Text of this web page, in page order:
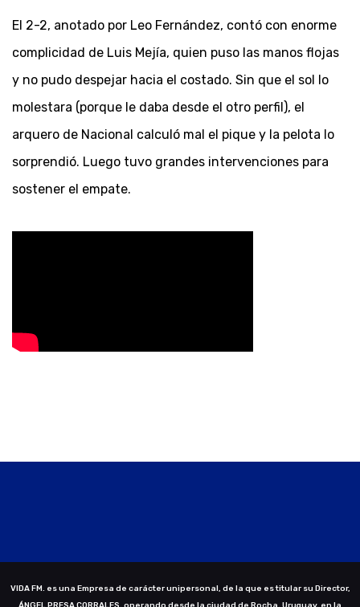
El 2-2, anotado por Leo Fernández, contó con enorme
complicidad de Luis Mejía, quien puso las manos flojas
y no pudo despejar hacia el costado. Sin que el sol lo
molestara (porque le daba desde el otro perfil), el
arquero de Nacional calculó mal el pique y la pelota lo
sorprendió. Luego tuvo grandes intervenciones para
sostener el empate.
VIDA FM. es una Empresa de carácter unipersonal, de la que es titular su Director,